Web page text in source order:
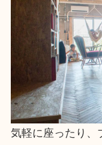
気軽に座ったり、